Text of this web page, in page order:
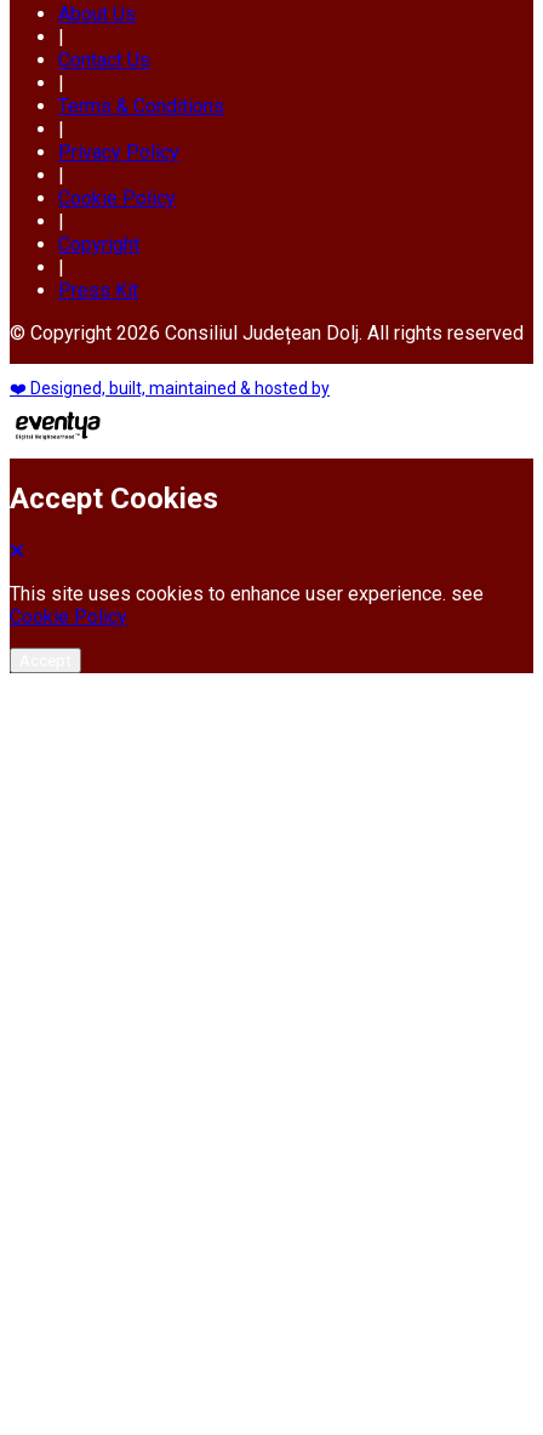
About Us
|
Contact Us
|
Terms & Conditions
|
Privacy Policy
|
Cookie Policy
|
Copyright
|
Press Kit
© Copyright 2026 Consiliul Județean Dolj. All rights reserved
❤️ Designed, built, maintained & hosted by
Accept Cookies
This site uses cookies to enhance user experience. see
Cookie Policy